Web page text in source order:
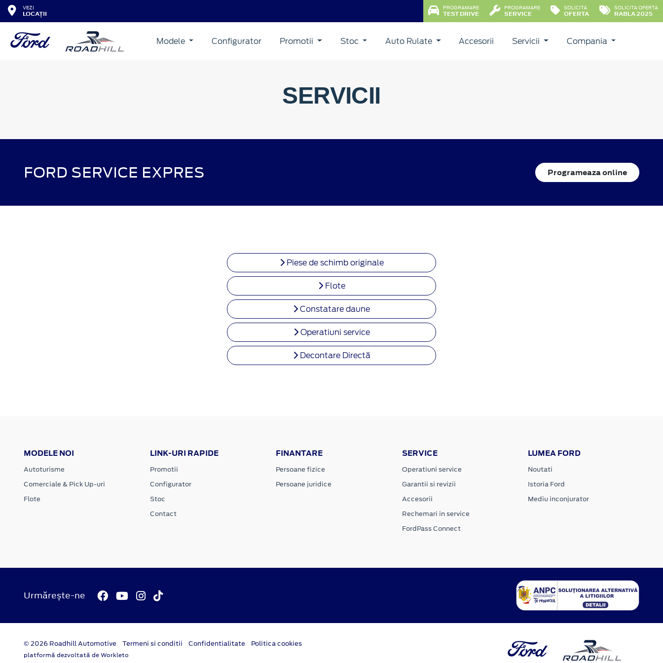
VEZI
LOCAȚII
PROGRAMARE
TEST DRIVE
PROGRAMARE
SERVICE
SOLICITA
OFERTA
SOLICITA OFERTA
RABLA 2025
Modele Configurator Promotii Stoc Auto Rulate Accesorii Servicii Compania
SERVICII
FORD SERVICE EXPRES Programeaza online
Piese de schimb originale
Flote
Constatare daune
Operatiuni service
Decontare Directă
MODELE NOI
Autoturisme
Comerciale & Pick Up-uri
Flote
LINK-URI RAPIDE
Promotii
Configurator
Stoc
Contact
FINANTARE
Persoane fizice
Persoane juridice
SERVICE
Operatiuni service
Garantii si revizii
Accesorii
Rechemari in service
FordPass Connect
LUMEA FORD
Noutati
Istoria Ford
Mediu inconjurator
Urmărește-ne
© 2026 Roadhill Automotive Termeni si conditii Confidentialitate Politica cookies
platformă dezvoltată de Workleto